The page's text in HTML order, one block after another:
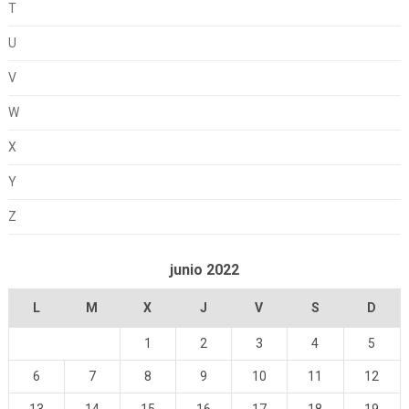
T
U
V
W
X
Y
Z
junio 2022
L M X J V S D
1 2 3 4 5
6 7 8 9 10 11 12